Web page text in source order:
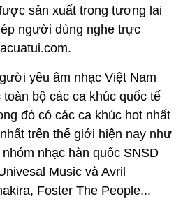
sản xuất trong tương lai
người dùng nghe trực
yêu âm nhạc Việt Nam
bộ các ca khúc quốc tế
đó có các ca khúc hot nhất
trên thế giới hiện nay như
nhạc hàn quốc SNSD
Music và Avril
Foster The People...